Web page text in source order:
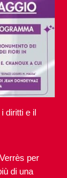
diritti e il
per
di una